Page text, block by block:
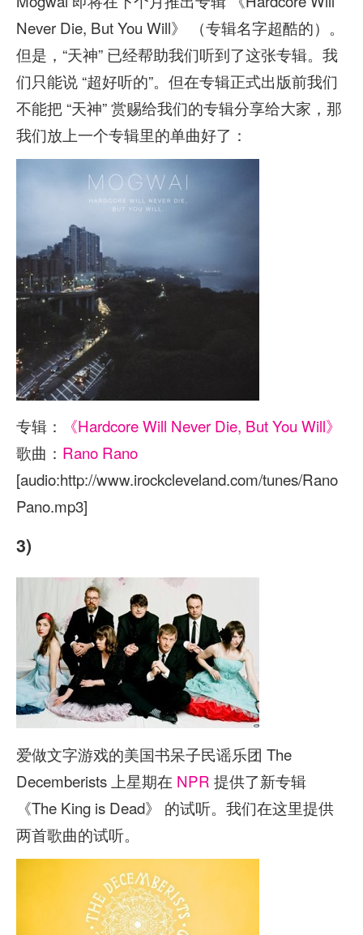
Never Die, But You Will》 （专辑名字超酷的）。
但是，“天神” 已经帮助我们听到了这张专辑。我
们只能说 “超好听的”。但在专辑正式出版前我们
不能把 “天神” 赏赐给我们的专辑分享给大家，那
我们放上一个专辑里的单曲好了：
专辑：
《Hardcore Will Never Die, But You Will》
歌曲： Rano Rano
[audio:http://www.irockcleveland.com/tunes/Rano
Pano.mp3]
3)
爱做文字游戏的美国书呆子民谣乐团 The
Decemberists 上星期在 NPR 提供了新专辑
《The King is Dead》 的试听。我们在这里提供
两首歌曲的试听。